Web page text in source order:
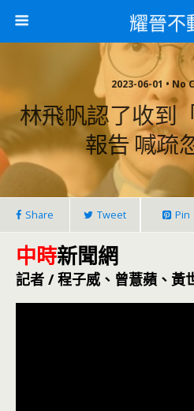
耀晉不
2023-06-01 • No
林飛帆認了收到
報告 喊疏
Share Tweet Pin
中時新聞網
記者 / 程子威、曾薏蘋、黃